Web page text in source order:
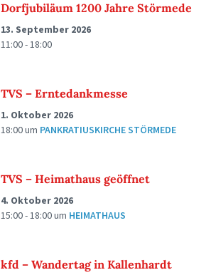
Dorfjubiläum 1200 Jahre Störmede
13. September 2026
11:00 - 18:00
TVS – Erntedankmesse
1. Oktober 2026
18:00um PANKRATIUSKIRCHE STÖRMEDE
TVS – Heimathaus geöffnet
4. Oktober 2026
15:00 - 18:00um HEIMATHAUS
kfd – Wandertag in Kallenhardt